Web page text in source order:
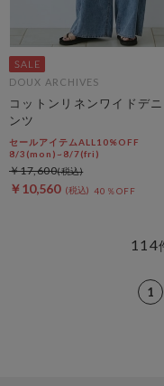
DOUX ARCHIVES
コットンリネンワイドデ
ンツ
セールアイテムALL10%OFF
8/3(mon)~8/7(fri)
￥10,560 40％OFF
￥17,600
114
1